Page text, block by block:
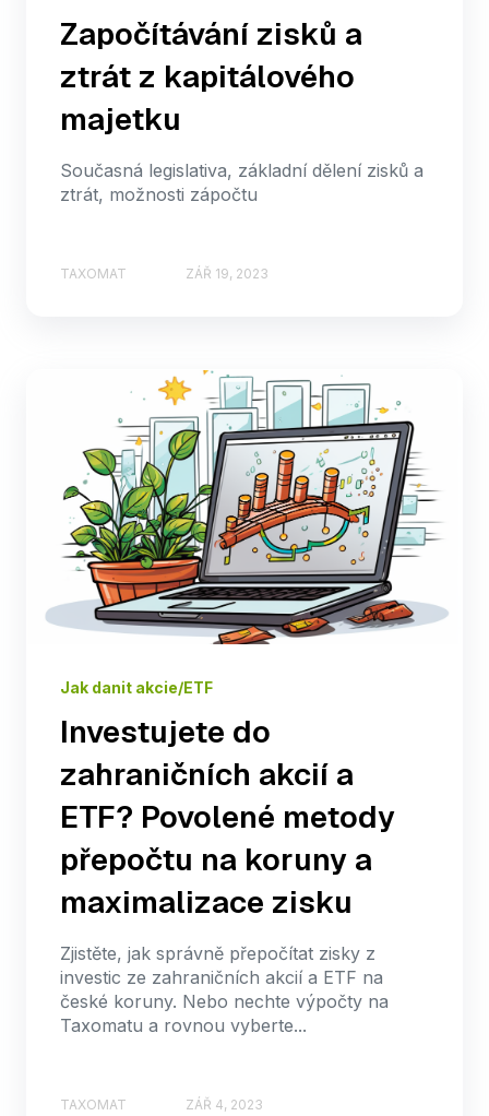
Započítávání zisků a
ztrát z kapitálového
majetku
Současná legislativa, základní dělení zisků a
ztrát, možnosti zápočtu
TAXOMAT ZÁŘ 19, 2023
Jak danit akcie/ETF
Investujete do
zahraničních akcií a
ETF? Povolené metody
přepočtu na koruny a
maximalizace zisku
Zjistěte, jak správně přepočítat zisky z
investic ze zahraničních akcií a ETF na
české koruny. Nebo nechte výpočty na
Taxomatu a rovnou vyberte...
TAXOMAT ZÁŘ 4, 2023